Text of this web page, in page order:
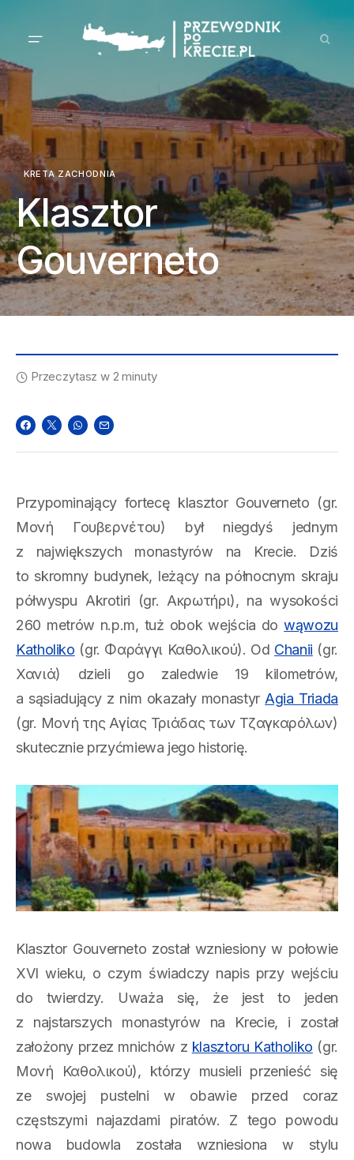
KRETA ZACHODNIA
Klasztor
Gouverneto
Przeczytasz w 2 minuty
Przypominający fortecę klasztor Gouverneto (gr.
Μονή Γουβερνέτου) był niegdyś jednym
z największych monastyrów na Krecie. Dziś
to skromny budynek, leżący na północnym skraju
półwyspu Akrotiri (gr. Ακρωτήρι), na wysokości
260 metrów n.p.m, tuż obok wejścia dowąwozu
Katholiko (gr. Φαράγγι Καθολικού). Od Chanii (gr.
Χανιά) dzieli go zaledwie 19 kilometrów,
a sąsiadujący z nim okazały monastyr Agia Triada
(gr. Μονή της Αγίας Τριάδας των Τζαγκαρόλων)
skutecznie przyćmiewa jego historię.
Klasztor Gouverneto został wzniesiony w połowie
XVI wieku, o czym świadczy napis przy wejściu
do twierdzy. Uważa się, że jest to jeden
z najstarszych monastyrów na Krecie, i został
założony przez mnichów z klasztoru Katholiko (gr.
Μονή Καθολικού), którzy musieli przenieść się
ze swojej pustelni w obawie przed coraz
częstszymi najazdami piratów. Z tego powodu
nowa budowla została wzniesiona w stylu